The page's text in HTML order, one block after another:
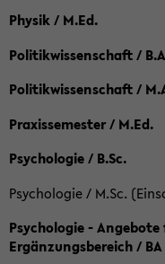
Physik / M.Ed.
Politikwissenschaft /
Politikwissenschaft /
Praxissemester / M.Ed.
Psychologie / B.Sc.
Psychologie / M.Sc.
Psychologie -
Ergänzungsbereich /